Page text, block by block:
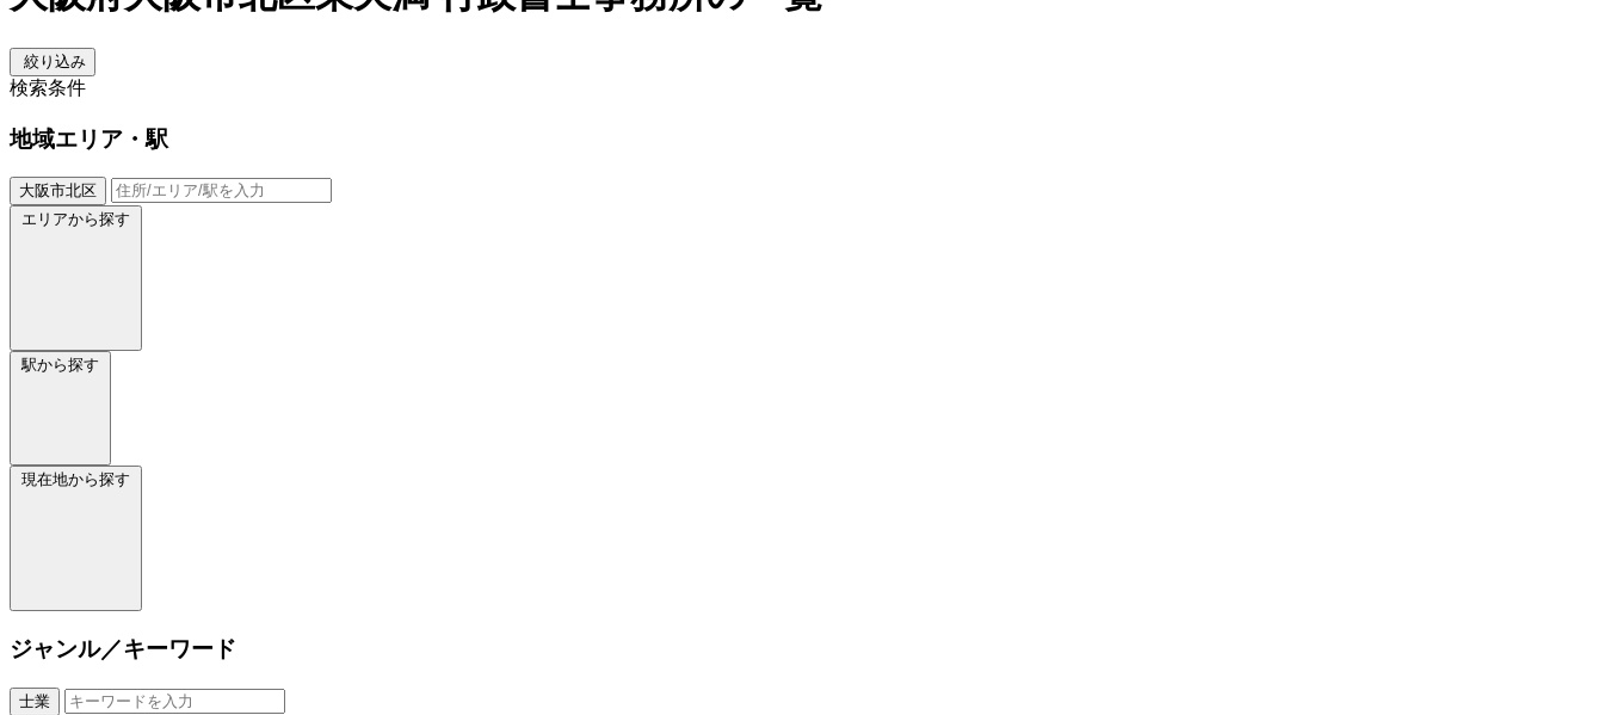
絞り込み
検索条件
地域エリア・駅
大阪市北区
エリアから探す
駅から探す
現在地から探す
ジャンル／キーワード
士業